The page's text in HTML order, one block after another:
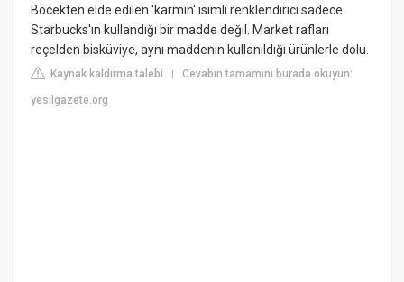
Böcekten elde edilen 'karmin' isimli renklendirici sadece
Starbucks'ın kullandığı bir madde değil. Market rafları
reçelden bisküviye, aynı maddenin kullanıldığı ürünlerle dolu.
Kaynak kaldırma talebi |Cevabın tamamını burada okuyun:
yesilgazete.org